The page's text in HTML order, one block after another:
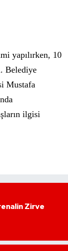
yapılırken, 10
Belediye
Mustafa
ilgisi
Zirve